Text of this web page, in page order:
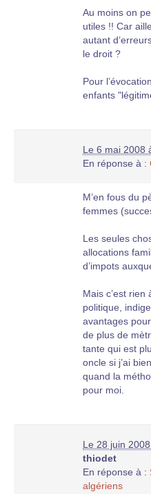
Au moins on
utiles !! Car
autant
le droit ?
Pour
enfants
Le 6 mai 2008
En réponse à :
M’en fous du
femmes
Les seules
allocations
d’impots
Mais c’est
politique,
avantages
de plus de
tante qui est
oncle si j’ai
quand la
pour moi.
Le 28 juin
thiodet
En réponse à :
algériens